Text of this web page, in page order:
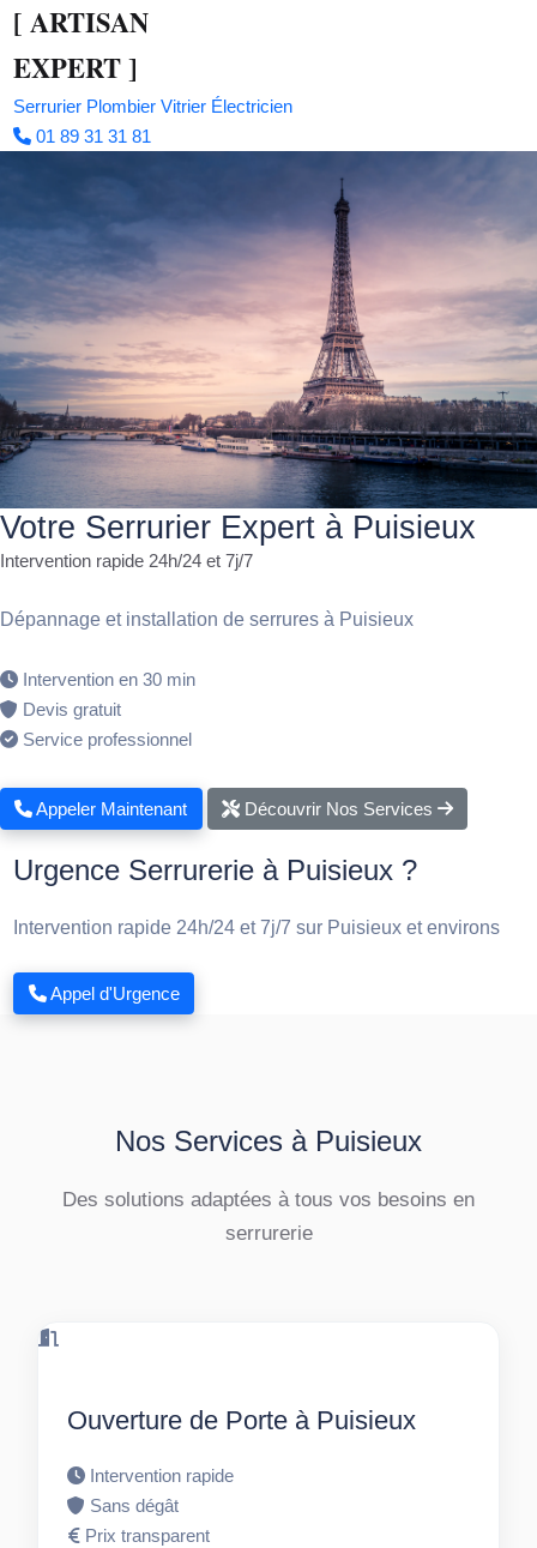
[ ARTISAN
EXPERT]
Serrurier Plombier Vitrier Électricien
01 89 31 31 81
Votre Serrurier Expert à Puisieux
Intervention rapide 24h/24 et 7j/7
Dépannage et installation de serrures à Puisieux
Intervention en 30 min
Devis gratuit
Service professionnel
Appeler Maintenant Découvrir Nos Services
Urgence Serrurerie à Puisieux ?
Intervention rapide 24h/24 et 7j/7 sur Puisieux et environs
Appel d'Urgence
Nos Services à Puisieux
Des solutions adaptées à tous vos besoins en
serrurerie
Ouverture de Porte à Puisieux
Intervention rapide
Sans dégât
Prix transparent